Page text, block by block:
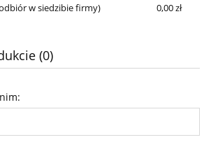
w siedzibie firmy) 0,00 zł
(0)